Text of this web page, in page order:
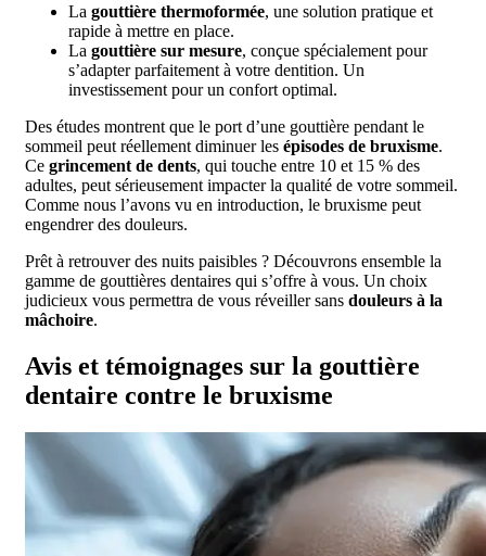
La gouttière thermoformée, une solution pratique et
rapide à mettre en place.
La gouttière sur mesure, conçue spécialement pour
s’adapter parfaitement à votre dentition. Un
investissement pour un confort optimal.
Des études montrent que le port d’une gouttière pendant le
sommeil peut réellement diminuer les épisodes de bruxisme.
Ce grincement de dents, qui touche entre 10 et 15 % des
adultes, peut sérieusement impacter la qualité de votre sommeil.
Comme nous l’avons vu en introduction, le bruxisme peut
engendrer des douleurs.
Prêt à retrouver des nuits paisibles ? Découvrons ensemble la
gamme de gouttières dentaires qui s’offre à vous. Un choix
judicieux vous permettra de vous réveiller sans douleurs à la
mâchoire.
Avis et témoignages sur la gouttière
dentaire contre le bruxisme